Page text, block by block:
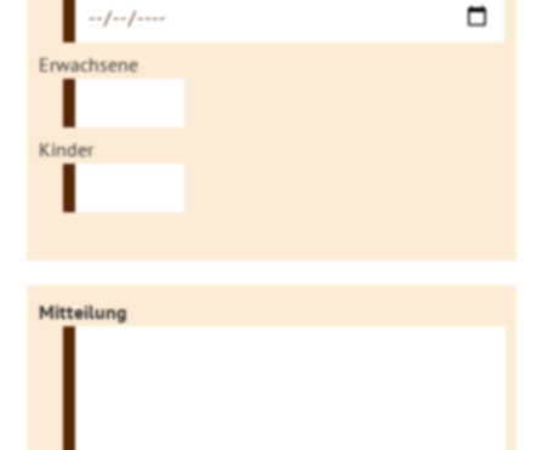
Erwachsene
Kinder
Mitteilung